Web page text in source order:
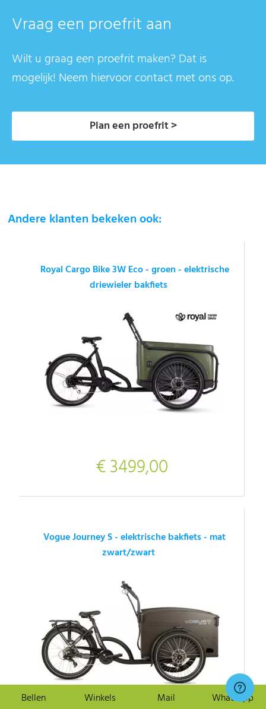
Vraag een proefrit aan
Wilt u graag een proefrit maken? Dat is
mogelijk! Neem hiervoor contact met ons op.
Plan een proefrit >
Andere klanten bekeken ook:
Royal Cargo Bike 3W Eco - groen - elektrische
driewieler bakfiets
€ 3499,00
Vogue Journey S - elektrische bakfiets - mat
zwart/zwart
Bellen Winkels Mail Whatsapp